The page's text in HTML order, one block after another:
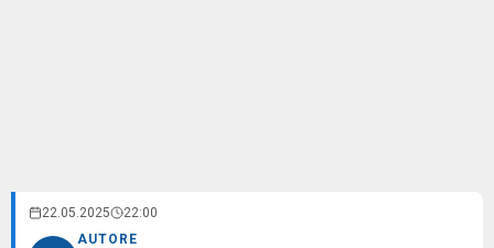
22.05.2025 22:00
AUTORE